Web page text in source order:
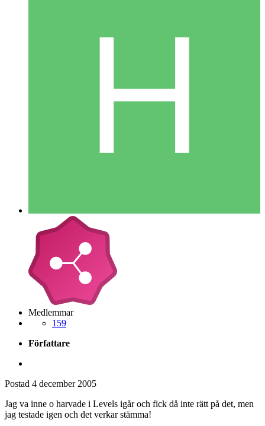
Medlemmar
159
Författare
Postad 4 december 2005
Jag va inne o harvade i Levels igår och fick då inte rätt på det, men
jag testade igen och det verkar stämma!